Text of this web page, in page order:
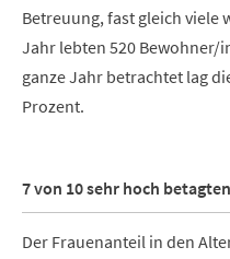
Betreuung, fast gleich viele
Jahr lebten 520 Bewohner/
ganze Jahr betrachtet lag
Prozent.
7 von 10 sehr hoch
Der Frauenanteil in den